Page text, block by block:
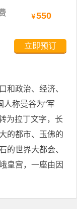
￥550
立即预订
和政治、经济、
称曼谷为“军
为拉丁文字，长
的都市、玉佛的
的世界大都会、
皇宫，一座由因